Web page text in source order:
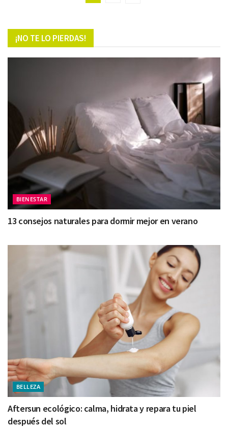
¡NO TE LO PIERDAS!
BIENESTAR
13 consejos naturales para dormir mejor en verano
BELLEZA
Aftersun ecológico: calma, hidrata y repara tu piel
después del sol